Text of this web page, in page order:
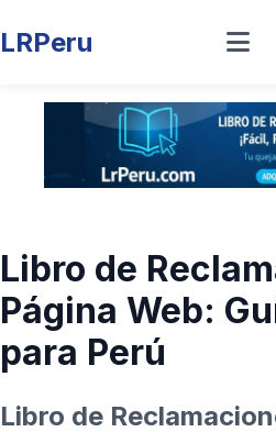
LRPeru
Libro de
Página Web:
para Perú
Libro de